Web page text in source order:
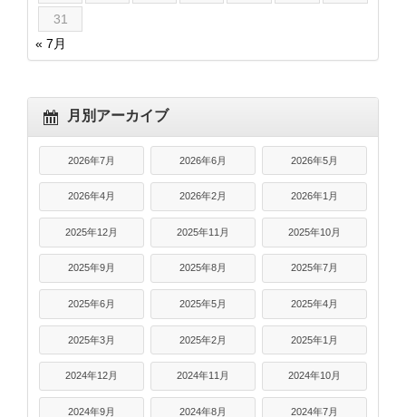
31
« 7月
月別アーカイブ
2026年7月 2026年6月 2026年5月
2026年4月 2026年2月 2026年1月
2025年12月 2025年11月 2025年10月
2025年9月 2025年8月 2025年7月
2025年6月 2025年5月 2025年4月
2025年3月 2025年2月 2025年1月
2024年12月 2024年11月 2024年10月
2024年9月 2024年8月 2024年7月